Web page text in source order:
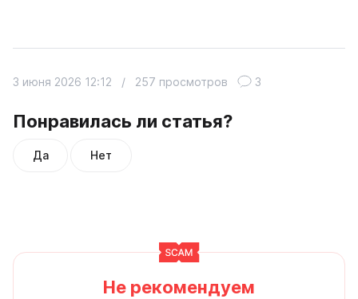
Понравилась ли статья?
Да Нет
3 июня 2026 12:12 / 257 просмотров 3
Не рекомендуем